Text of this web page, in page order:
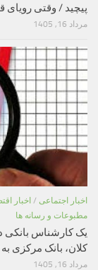
پیچید / وقتی
مرداد 16, 1405
اخبار اجتماعی / اخبار
مطبوعات و رسانه ها
یک کارشناس بانکی
کلان، بانک مرکزی
مرداد 16, 1405